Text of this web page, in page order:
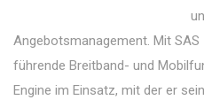
Angebotsmanagement. Mit
führende Breitband- und
Engine im Einsatz, mit der er